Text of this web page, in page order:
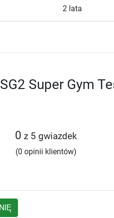
2 lata
Super Gym
0 z 5 gwiazdek
(0 opinii klientów)